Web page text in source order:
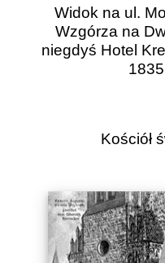
Widok na ul.
Wzgórza na
niegdyś Hotel
Kościół